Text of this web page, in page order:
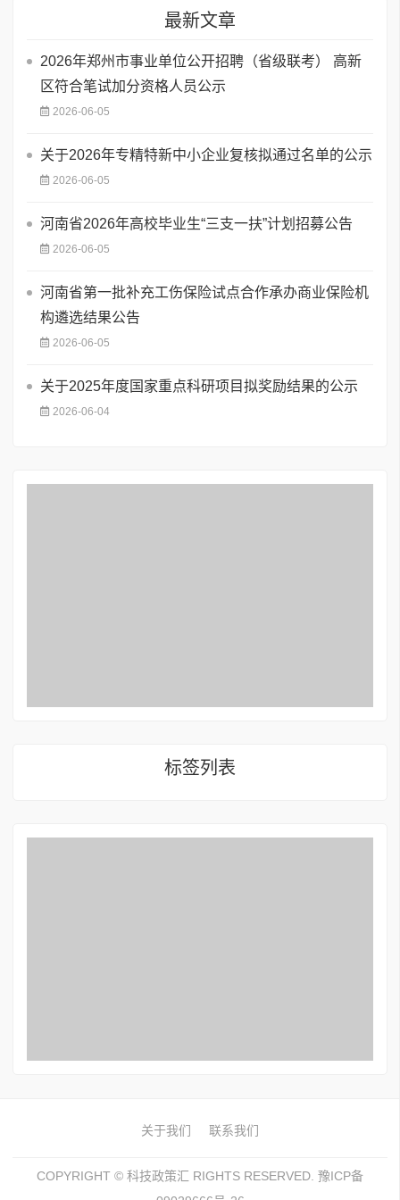
最新文章
2026年郑州市事业单位公开招聘（省级联考） 高新
区符合笔试加分资格人员公示
2026-06-05
关于2026年专精特新中小企业复核拟通过名单的公示
2026-06-05
河南省2026年高校毕业生“三支一扶”计划招募公告
2026-06-05
河南省第一批补充工伤保险试点合作承办商业保险机
构遴选结果公告
2026-06-05
关于2025年度国家重点科研项目拟奖励结果的公示
2026-06-04
标签列表
关于我们 联系我们
COPYRIGHT © 科技政策汇 RIGHTS RESERVED. 豫ICP备